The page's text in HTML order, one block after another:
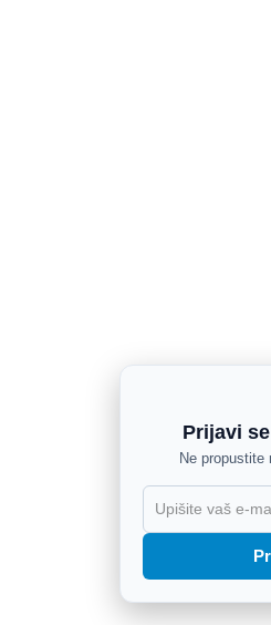
Prijavi
Ne propustite